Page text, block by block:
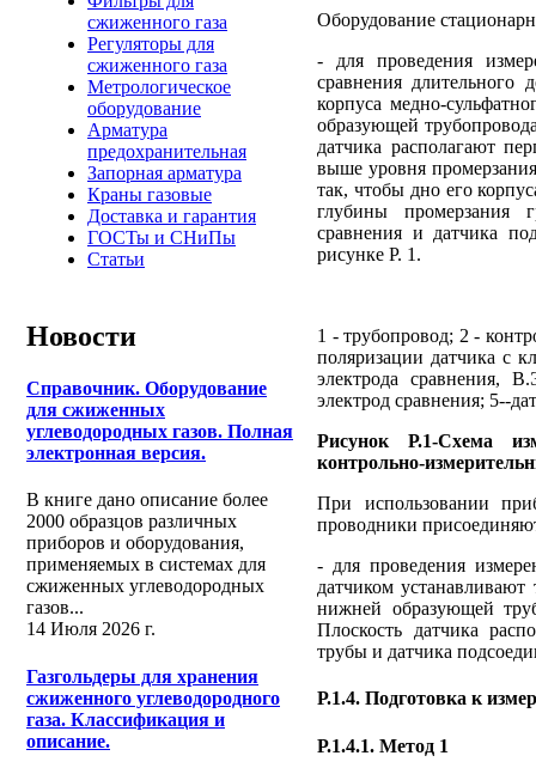
сжиженного газа
Регуляторы для
сжиженного газа
Метрологическое
оборудование
Арматура
предохранительная
Запорная арматура
Краны газовые
Доставка и гарантия
ГОСТы и СНиПы
Статьи
Новости
Справочник. Оборудование
для сжиженных
углеводородных газов. Полная
электронная версия.
В книге дано описание более
2000 образцов различных
приборов и оборудования,
применяемых в системах для
сжиженных углеводородных
газов...
14 Июля 2026 г.
Газгольдеры для хранения
сжиженного углеводородного
газа. Классификация и
описание.
Оборудование
- для проведения
сравнения длительного
корпуса медно-
образующей
датчика располагают
выше уровня
так, чтобы дно его
глубины промерзания
сравнения и датчика
рисунке Р. 1.
1 - трубопровод; 2 -
поляризации датчика с
электрода сравнения,
электрод сравнения; 5--
Рисунок Р.1-Схема
контрольно-
При использовании
проводники
- для проведения
датчиком
нижней образующей
Плоскость датчика
трубы и датчика
Р.1.4. Подготовка к
Р.1.4.1. Метод 1